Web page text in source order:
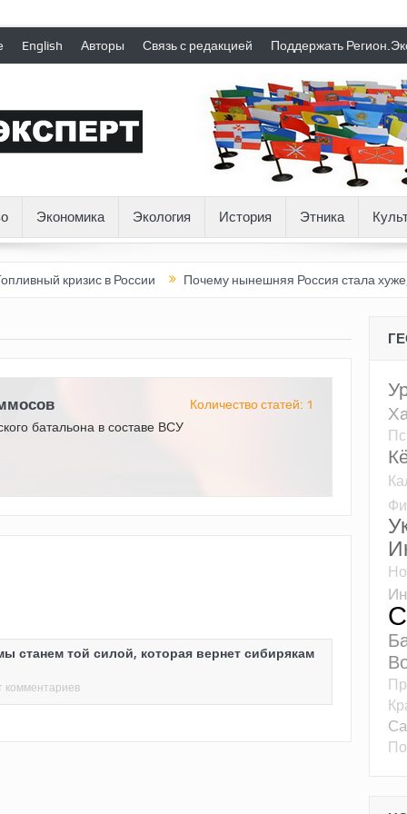
English Авторы Связь с редакцией Поддержать
Экономика Экология История Этника
кризис в России Почему нынешняя Россия стала хуже, чем
Количество статей: 1
батальона в составе ВСУ
станем той силой, которая вернет сибирякам
комментариев